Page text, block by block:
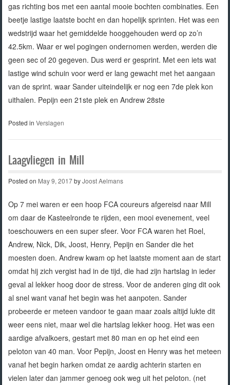
gas richting bos met een aantal mooie bochten combinaties. Een
beetje lastige laatste bocht en dan hopelijk sprinten. Het was een
wedstrijd waar het gemiddelde hooggehouden werd op zo’n
42.5km. Waar er wel pogingen ondernomen werden, werden die
geen sec of 20 gegeven. Dus werd er gesprint. Met een iets wat
lastige wind schuin voor werd er lang gewacht met het aangaan
van de sprint. waar Sander uiteindelijk er nog een 7de plek kon
uithalen. Pepijn een 21ste plek en Andrew 28ste
Posted in Verslagen
Laagvliegen in Mill
Posted on May 9, 2017byJoost Aelmans
Op 7 mei waren er een hoop FCA coureurs afgereisd naar Mill
om daar de Kasteelronde te rijden, een mooi evenement, veel
toeschouwers en een super sfeer. Voor FCA waren het Roel,
Andrew, Nick, Dik, Joost, Henry, Pepijn en Sander die het
moesten doen. Andrew kwam op het laatste moment aan de start
omdat hij zich vergist had in de tijd, die had zijn hartslag in ieder
geval al lekker hoog door de stress. Voor de anderen ging dit ook
al snel want vanaf het begin was het aanpoten. Sander
probeerde er meteen vandoor te gaan maar zoals altijd lukte dit
weer eens niet, maar wel die hartslag lekker hoog. Het was een
aardige afvalkoers, gestart met 80 man en op het eind een
peloton van 40 man. Voor Pepijn, Joost en Henry was het meteen
vanaf het begin harken omdat ze aardig achterin starten en
vielen later dan jammer genoeg ook weg uit het peloton. (net